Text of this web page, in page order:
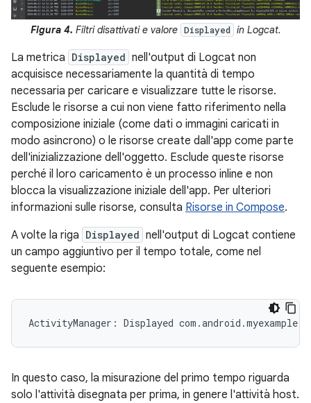
Figura 4. Filtri disattivati e valore Displayed in Logcat.
La metrica Displayed nell'output di Logcat non
acquisisce necessariamente la quantità di tempo
necessaria per caricare e visualizzare tutte le risorse.
Esclude le risorse a cui non viene fatto riferimento nella
composizione iniziale (come dati o immagini caricati in
modo asincrono) o le risorse create dall'app come parte
dell'inizializzazione dell'oggetto. Esclude queste risorse
perché il loro caricamento è un processo inline e non
blocca la visualizzazione iniziale dell'app. Per ulteriori
informazioni sulle risorse, consulta Risorse in Compose.
A volte la riga Displayed nell'output di Logcat contiene
un campo aggiuntivo per il tempo totale, come nel
seguente esempio:
In questo caso, la misurazione del primo tempo riguarda
solo l'attività disegnata per prima, in genere l'attività host.